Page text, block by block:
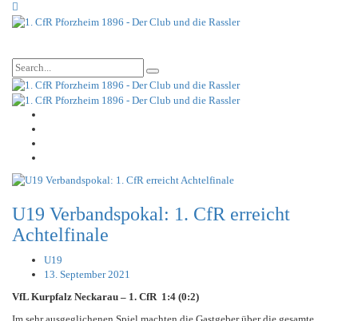
U19 Verbandspokal: 1. CfR erreicht
Achtelfinale
U19
13. September 2021
VfL Kurpfalz Neckarau – 1. CfR 1:4 (0:2)